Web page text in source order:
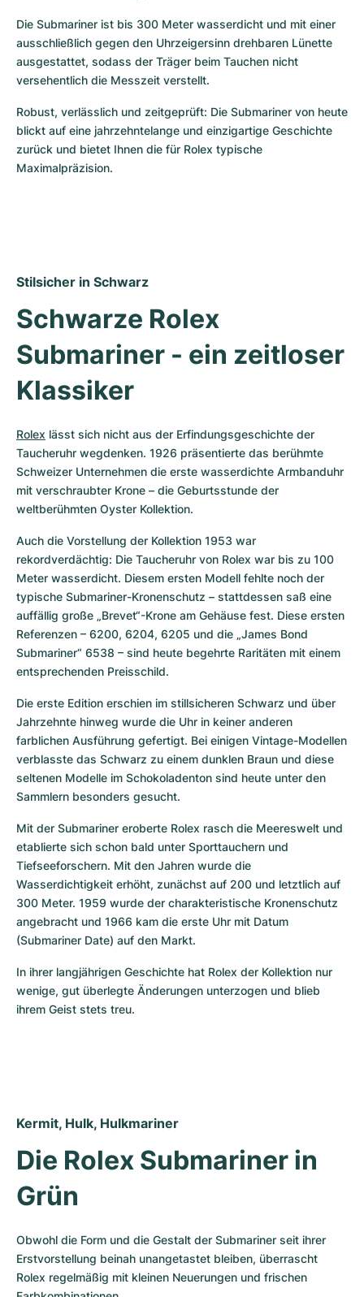
Die Submariner ist bis 300 Meter wasserdicht und mit einer
ausschließlich gegen den Uhrzeigersinn drehbaren Lünette
ausgestattet, sodass der Träger beim Tauchen nicht
versehentlich die Messzeit verstellt.
Robust, verlässlich und zeitgeprüft: Die Submariner von heute
blickt auf eine jahrzehntelange und einzigartige Geschichte
zurück und bietet Ihnen die für Rolex typische
Maximalpräzision.
Stilsicher in Schwarz
Schwarze Rolex
Submariner - ein zeitloser
Klassiker
Rolex lässt sich nicht aus der Erfindungsgeschichte der
Taucheruhr wegdenken. 1926 präsentierte das berühmte
Schweizer Unternehmen die erste wasserdichte Armbanduhr
mit verschraubter Krone – die Geburtsstunde der
weltberühmten Oyster Kollektion.
Auch die Vorstellung der Kollektion 1953 war
rekordverdächtig: Die Taucheruhr von Rolex war bis zu 100
Meter wasserdicht. Diesem ersten Modell fehlte noch der
typische Submariner-Kronenschutz – stattdessen saß eine
auffällig große „Brevet“-Krone am Gehäuse fest. Diese ersten
Referenzen – 6200, 6204, 6205 und die „James Bond
Submariner“ 6538 – sind heute begehrte Raritäten mit einem
entsprechenden Preisschild.
Die erste Edition erschien im stillsicheren Schwarz und über
Jahrzehnte hinweg wurde die Uhr in keiner anderen
farblichen Ausführung gefertigt. Bei einigen Vintage-Modellen
verblasste das Schwarz zu einem dunklen Braun und diese
seltenen Modelle im Schokoladenton sind heute unter den
Sammlern besonders gesucht.
Mit der Submariner eroberte Rolex rasch die Meereswelt und
etablierte sich schon bald unter Sporttauchern und
Tiefseeforschern. Mit den Jahren wurde die
Wasserdichtigkeit erhöht, zunächst auf 200 und letztlich auf
300 Meter. 1959 wurde der charakteristische Kronenschutz
angebracht und 1966 kam die erste Uhr mit Datum
(Submariner Date) auf den Markt.
In ihrer langjährigen Geschichte hat Rolex der Kollektion nur
wenige, gut überlegte Änderungen unterzogen und blieb
ihrem Geist stets treu.
Kermit, Hulk, Hulkmariner
Die Rolex Submariner in
Grün
Obwohl die Form und die Gestalt der Submariner seit ihrer
Erstvorstellung beinah unangetastet bleiben, überrascht
Rolex regelmäßig mit kleinen Neuerungen und frischen